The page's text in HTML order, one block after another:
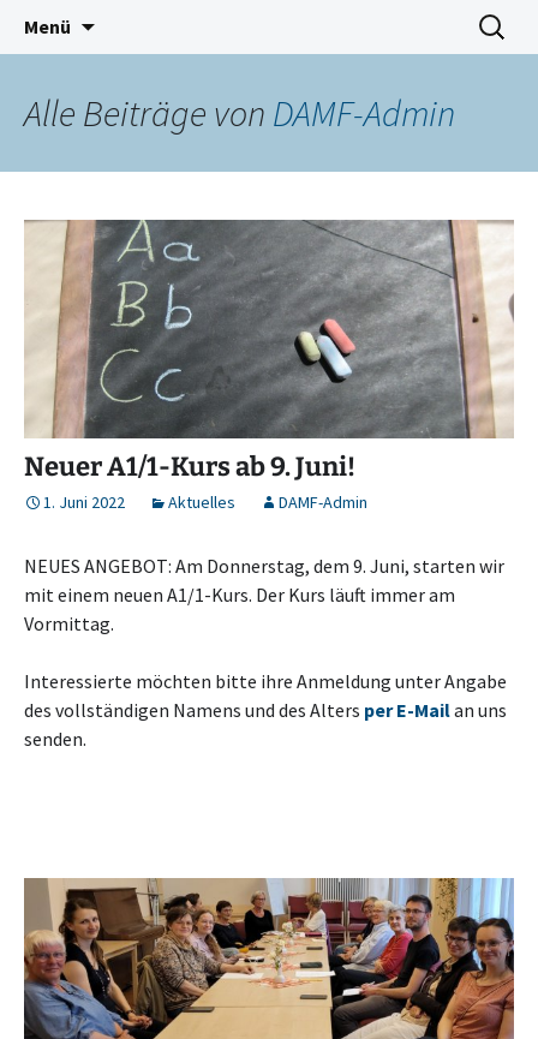
Damf Dresden
Deutschkurse Asyl Migration Flucht Dresden
Menü
Suchen
nach:
Alle Beiträge von DAMF-Admin
Neuer A1/1-Kurs ab 9. Juni!
1. Juni 2022 Aktuelles DAMF-Admin
NEUES ANGEBOT: Am Donnerstag, dem 9. Juni, starten wir
mit einem neuen A1/1-Kurs. Der Kurs läuft immer am
Vormittag.
Interessierte möchten bitte ihre Anmeldung unter Angabe
des vollständigen Namens und des Alters per E-Mailan uns
senden.